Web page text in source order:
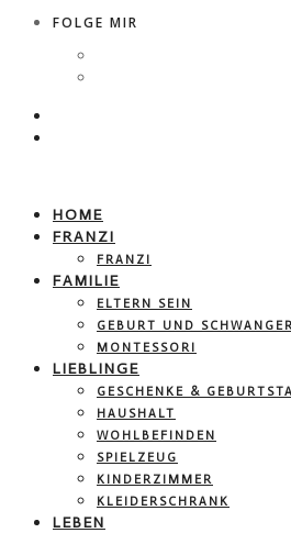
FOLGE MIR
HOME
FRANZI
FRANZI
FAMILIE
ELTERN SEIN
GEBURT UND
MONTESSORI
LIEBLINGE
GESCHENKE &
HAUSHALT
WOHLBEFINDEN
SPIELZEUG
KINDERZIMMER
KLEIDERSCHRANK
LEBEN